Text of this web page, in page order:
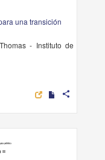
una transición
- Instituto de
share